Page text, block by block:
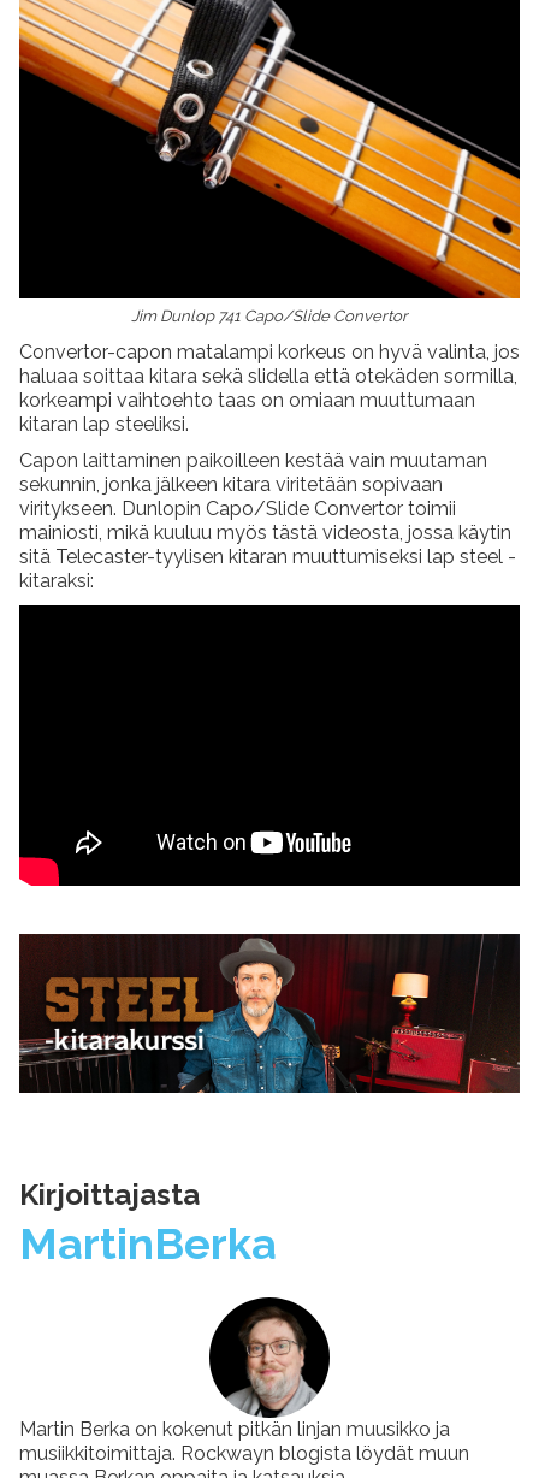
Jim Dunlop 741 Capo/Slide Convertor
Convertor-capon matalampi korkeus on hyvä valinta, jos
haluaa soittaa kitara sekä slidella että otekäden sormilla,
korkeampi vaihtoehto taas on omiaan muuttumaan
kitaran lap steeliksi.
Capon laittaminen paikoilleen kestää vain muutaman
sekunnin, jonka jälkeen kitara viritetään sopivaan
viritykseen. Dunlopin Capo/Slide Convertor toimii
mainiosti, mikä kuuluu myös tästä videosta, jossa käytin
sitä Telecaster-tyylisen kitaran muuttumiseksi lap steel -
kitaraksi:
Kirjoittajasta
MartinBerka
Martin Berka on kokenut pitkän linjan muusikko ja
musiikkitoimittaja. Rockwayn blogista löydät muun